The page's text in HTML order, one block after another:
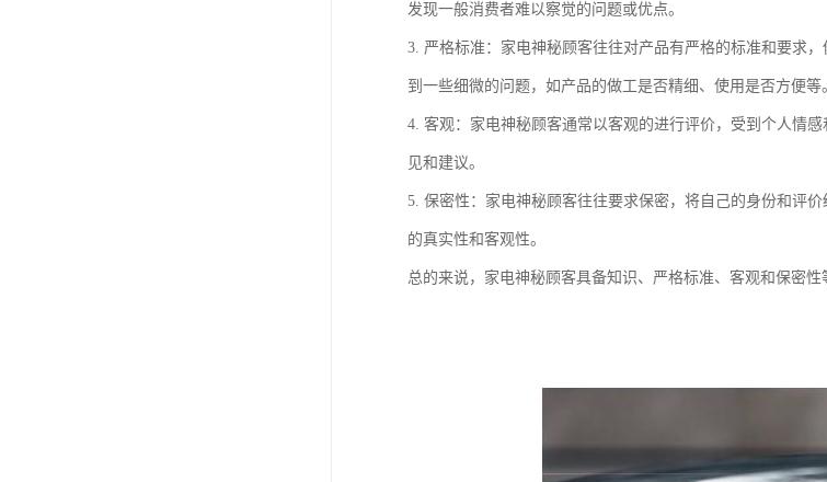
发现一般消费者难以察觉的问题或优点。
3. 严格标准：家电神秘顾客往往对产品有严格的标准和要求
到一些细微的问题，如产品的做工是否精细、使用是否方便等
4. 客观：家电神秘顾客通常以客观的进行评价，受到个人情
见和建议。
5. 保密性：家电神秘顾客往往要求保密，将自己的身份和评
的真实性和客观性。
总的来说，家电神秘顾客具备知识、严格标准、客观和保密